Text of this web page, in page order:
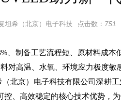
坦希（北京）电子科技 点击数： 751
制备工艺流程短、原材料成本
高温、水氧、环境应力极度
北京）电子科技有限公司深耕
、高效稳定的核心技术优势，